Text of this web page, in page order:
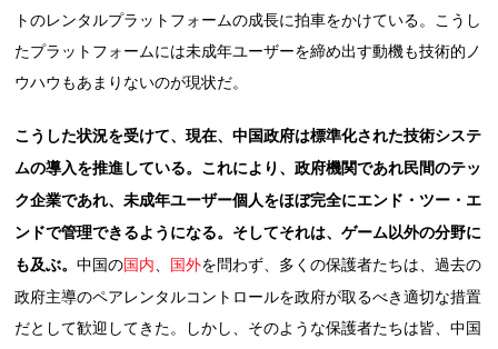
トのレンタルプラットフォームの成長に拍車をかけている。こうし
たプラットフォームには未成年ユーザーを締め出す動機も技術的ノ
ウハウもあまりないのが現状だ。
こうした状況を受けて、現在、中国政府は標準化された技術システ
ムの導入を推進している。これにより、政府機関であれ民間のテッ
ク企業であれ、未成年ユーザー個人をほぼ完全にエンド・ツー・エ
ンドで管理できるようになる。そしてそれは、ゲーム以外の分野に
も及ぶ。中国の国内 国外を問わず、多くの保護者たちは、過去の
政府主導のペアレンタルコントロールを政府が取るべき適切な措置
だとして歓迎してきた。しかし、そのような保護者たちは皆、中国